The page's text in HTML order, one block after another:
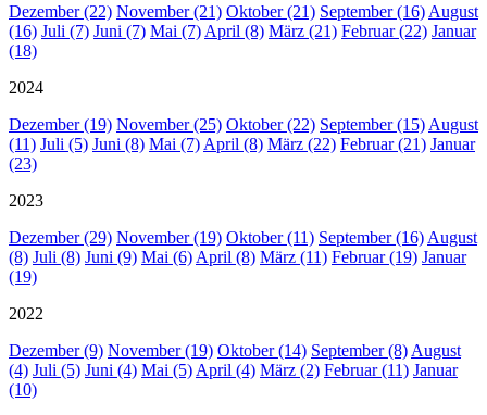
Dezember (22) November (21) Oktober (21) September (16) August
(16) Juli (7) Juni (7) Mai (7) April (8) März (21) Februar (22) Januar
(18)
2024
Dezember (19) November (25) Oktober (22) September (15) August
(11) Juli (5) Juni (8) Mai (7) April (8) März (22) Februar (21) Januar
(23)
2023
Dezember (29) November (19) Oktober (11) September (16) August
(8) Juli (8) Juni (9) Mai (6) April (8) März (11) Februar (19) Januar
(19)
2022
Dezember (9) November (19) Oktober (14) September (8) August
(4) Juli (5) Juni (4) Mai (5) April (4) März (2) Februar (11) Januar
(10)